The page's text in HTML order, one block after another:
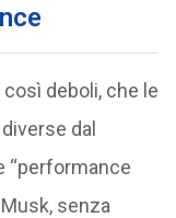
deboli, che le
dal
“performance
senza